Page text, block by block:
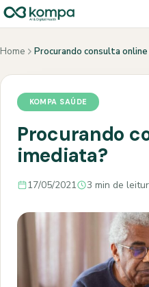
Home Procurando consulta
KOMPA SAÚDE
Procurando
imediata?
17/05/2021 3 min de